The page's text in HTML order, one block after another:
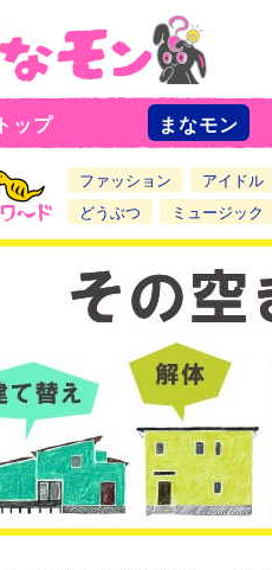
トップ まなモン
ファッション アイドル
どうぶつ
ミュージック